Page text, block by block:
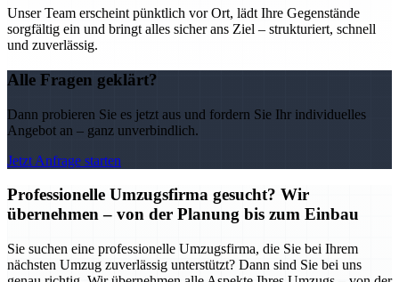
Unser Team erscheint pünktlich vor Ort, lädt Ihre Gegenstände
sorgfältig ein und bringt alles sicher ans Ziel – strukturiert, schnell
und zuverlässig.
Alle Fragen geklärt?
Dann probieren Sie es jetzt aus und fordern Sie Ihr individuelles
Angebot an – ganz unverbindlich.
Jetzt Anfrage starten
Professionelle Umzugsfirma gesucht? Wir
übernehmen – von der Planung bis zum Einbau
Sie suchen eine professionelle Umzugsfirma, die Sie bei Ihrem
nächsten Umzug zuverlässig unterstützt? Dann sind Sie bei uns